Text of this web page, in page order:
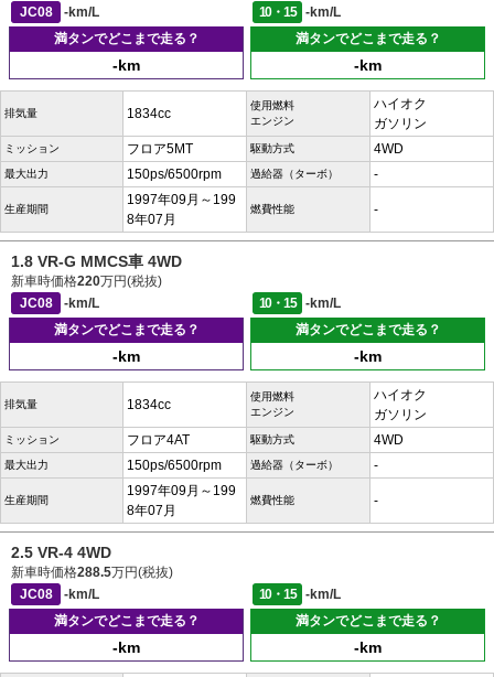
JC08
-km/L 10・15
-km/L
満タンでどこまで走る？
-km
満タンでどこまで走る？
-km
排気量 1834cc
使用燃料
エンジン
ハイオク
ガソリン
ミッション フロア5MT 駆動方式 4WD
最大出力 150ps/6500rpm 過給器（ターボ） -
生産期間
1997年09月～199
8年07月
燃費性能 -
1.8 VR-G MMCS車 4WD
新車時価格220万円(税抜)
JC08
-km/L 10・15
-km/L
満タンでどこまで走る？
-km
満タンでどこまで走る？
-km
排気量 1834cc
使用燃料
エンジン
ハイオク
ガソリン
ミッション フロア4AT 駆動方式 4WD
最大出力 150ps/6500rpm 過給器（ターボ） -
生産期間
1997年09月～199
8年07月
燃費性能 -
2.5 VR-4 4WD
新車時価格288.5万円(税抜)
JC08
-km/L 10・15
-km/L
満タンでどこまで走る？
-km
満タンでどこまで走る？
-km